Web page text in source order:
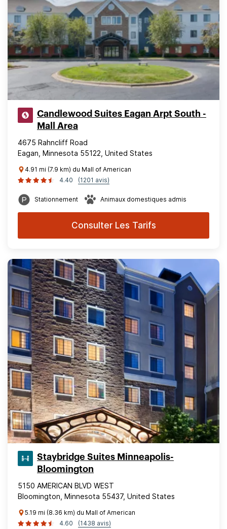
Candlewood Suites Eagan Arpt South -
Mall Area
4675 Rahncliff Road
Eagan, Minnesota 55122, United States
4.91 mi (7.9 km) du Mall of American
4.40
(1201 avis)
Stationnement Animaux domestiques admis
Consulter Les Tarifs
Staybridge Suites Minneapolis-
Bloomington
5150 AMERICAN BLVD WEST
Bloomington, Minnesota 55437, United States
5.19 mi (8.36 km) du Mall of American
4.60
(1438 avis)